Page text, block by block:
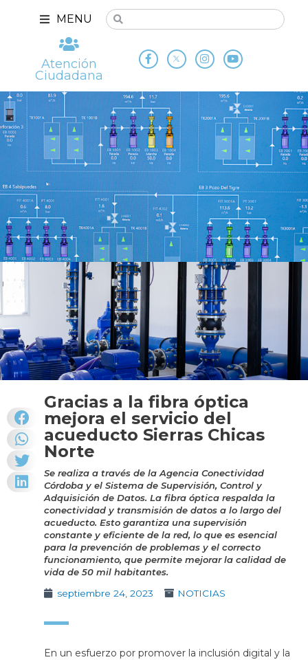
MENU
Atención
Ciudadana
Gracias a la fibra óptica
mejora el servicio del
acueducto Sierras Chicas
Norte
Se realiza a través de la Agencia Conectividad
Córdoba y el Sistema de Supervisión, Control y
Adquisición de Datos. La fibra óptica respalda la
conectividad y transmisión de datos a lo largo del
acueducto. Esto garantiza una supervisión
constante y eficiente de la red, lo que es esencial
para la prevención de problemas y el correcto
funcionamiento, que permite mejorar la calidad de
vida de 50 mil habitantes.
septiembre 24, 2023
NOTICIAS
En un esfuerzo por promover la inclusión digital y la